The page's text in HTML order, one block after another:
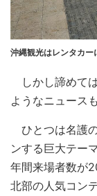
沖縄観光はレンタカー
しかし諦めて
ようなニュース
ひとつは名護
ンする巨大テー
年間来場者数が
北部の人気コン